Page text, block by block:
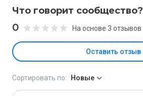
Что говорит сообщество?
0 На основе 3 отзывов
Оставить отзыв
Сортировать по: Новые